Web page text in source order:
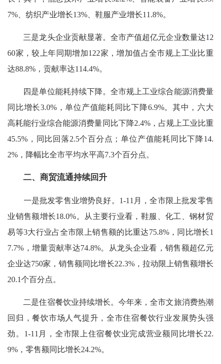
7%、纺织产业增长13%、鞋服产业增长11.8%。
三是龙头企业贡献显著。全市产值超亿元企业数量达12
60家，较上年同期增加122家，增加值占全市规上工业比重
达88.8%，贡献率达114.4%。
四是单位能耗持续下降。全市规上工业综合能源消费量
同比增长3.0%，单位产值能耗同比下降6.9%。其中，六大
高耗能行业综合能源消费量同比下降2.4%，占规上工业比重
45.5%，同比回落2.5个百分点；单位产值能耗同比下降14.
2%，降幅比全市平均水平高7.3个百分点。
二、商贸流通持续回升
一是批发零售业增势良好。1-11月，全市限上批发零售
业销售额增长18.0%。从主要行业看，鞋服、化工、钢材贸
易等3大行业占全市限上销售额的比重达75.8%，同比增长1
7.7%，增量贡献率达74.8%。从龙头企业看，销售额超亿元
企业达750家，销售额同比增长22.3%，拉动限上销售额增长
20.1个百分点。
二是住宿餐饮业持续增长。今年来，全市文旅消费热潮
回归，餐饮市场人气提升，全市住宿餐饮行业发展势头强
劲。1-11月，全市限上住宿餐饮业完成营业额同比增长22.
9%，零售额同比增长24.2%。